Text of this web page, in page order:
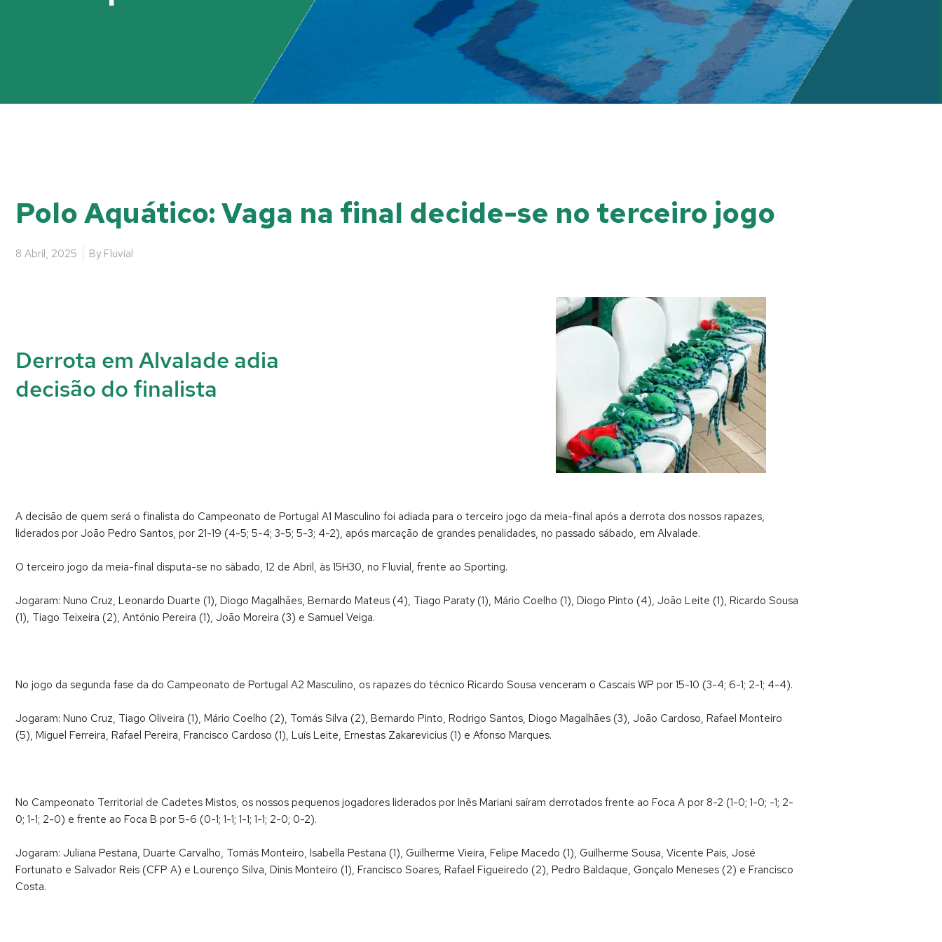
Polo Aquático: Vaga na final decide-se no terceiro jogo
8 Abril, 2025 By Fluvial
Derrota em Alvalade adia
decisão do finalista
A decisão de quem será o finalista do Campeonato de Portugal A1 Masculino foi adiada para o terceiro jogo da meia-final após a derrota dos nossos rapazes,
liderados por João Pedro Santos, por 21-19 (4-5; 5-4; 3-5; 5-3; 4-2), após marcação de grandes penalidades, no passado sábado, em Alvalade.
O terceiro jogo da meia-final disputa-se no sábado, 12 de Abril, às 15H30, no Fluvial, frente ao Sporting.
Jogaram: Nuno Cruz, Leonardo Duarte (1), Diogo Magalhães, Bernardo Mateus (4), Tiago Paraty (1), Mário Coelho (1), Diogo Pinto (4), João Leite (1), Ricardo Sousa
(1), Tiago Teixeira (2), António Pereira (1), João Moreira (3) e Samuel Veiga.
No jogo da segunda fase da do Campeonato de Portugal A2 Masculino, os rapazes do técnico Ricardo Sousa venceram o Cascais WP por 15-10 (3-4; 6-1; 2-1; 4-4).
Jogaram: Nuno Cruz, Tiago Oliveira (1), Mário Coelho (2), Tomás Silva (2), Bernardo Pinto, Rodrigo Santos, Diogo Magalhães (3), João Cardoso, Rafael Monteiro
(5), Miguel Ferreira, Rafael Pereira, Francisco Cardoso (1), Luís Leite, Ernestas Zakarevicius (1) e Afonso Marques.
No Campeonato Territorial de Cadetes Mistos, os nossos pequenos jogadores liderados por Inês Mariani saíram derrotados frente ao Foca A por 8-2 (1-0; 1-0; -1; 2-
0; 1-1; 2-0) e frente ao Foca B por 5-6 (0-1; 1-1; 1-1; 1-1; 2-0; 0-2).
Jogaram: Juliana Pestana, Duarte Carvalho, Tomás Monteiro, Isabella Pestana (1), Guilherme Vieira, Felipe Macedo (1), Guilherme Sousa, Vicente Pais, José
Fortunato e Salvador Reis (CFP A) e Lourenço Silva, Dinis Monteiro (1), Francisco Soares, Rafael Figueiredo (2), Pedro Baldaque, Gonçalo Meneses (2) e Francisco
Costa.